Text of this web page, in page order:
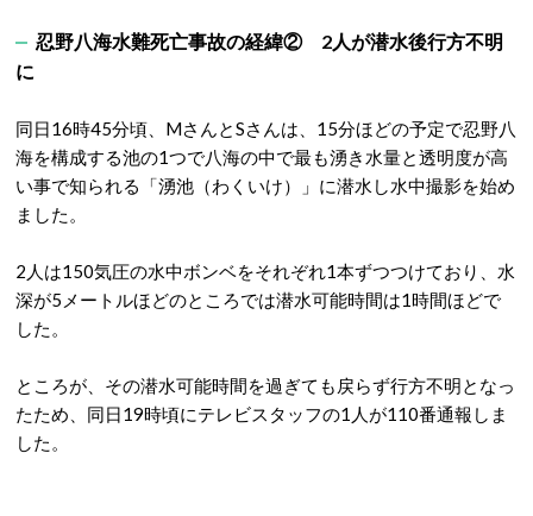
忍野八海水難死亡事故の経緯② 2人が潜水後行方不明
に
同日16時45分頃、MさんとSさんは、15分ほどの予定で忍野八
海を構成する池の1つで八海の中で最も湧き水量と透明度が高
い事で知られる「湧池（わくいけ）」に潜水し水中撮影を始め
ました。
2人は150気圧の水中ボンベをそれぞれ1本ずつつけており、水
深が5メートルほどのところでは潜水可能時間は1時間ほどで
した。
ところが、その潜水可能時間を過ぎても戻らず行方不明となっ
たため、同日19時頃にテレビスタッフの1人が110番通報しま
した。